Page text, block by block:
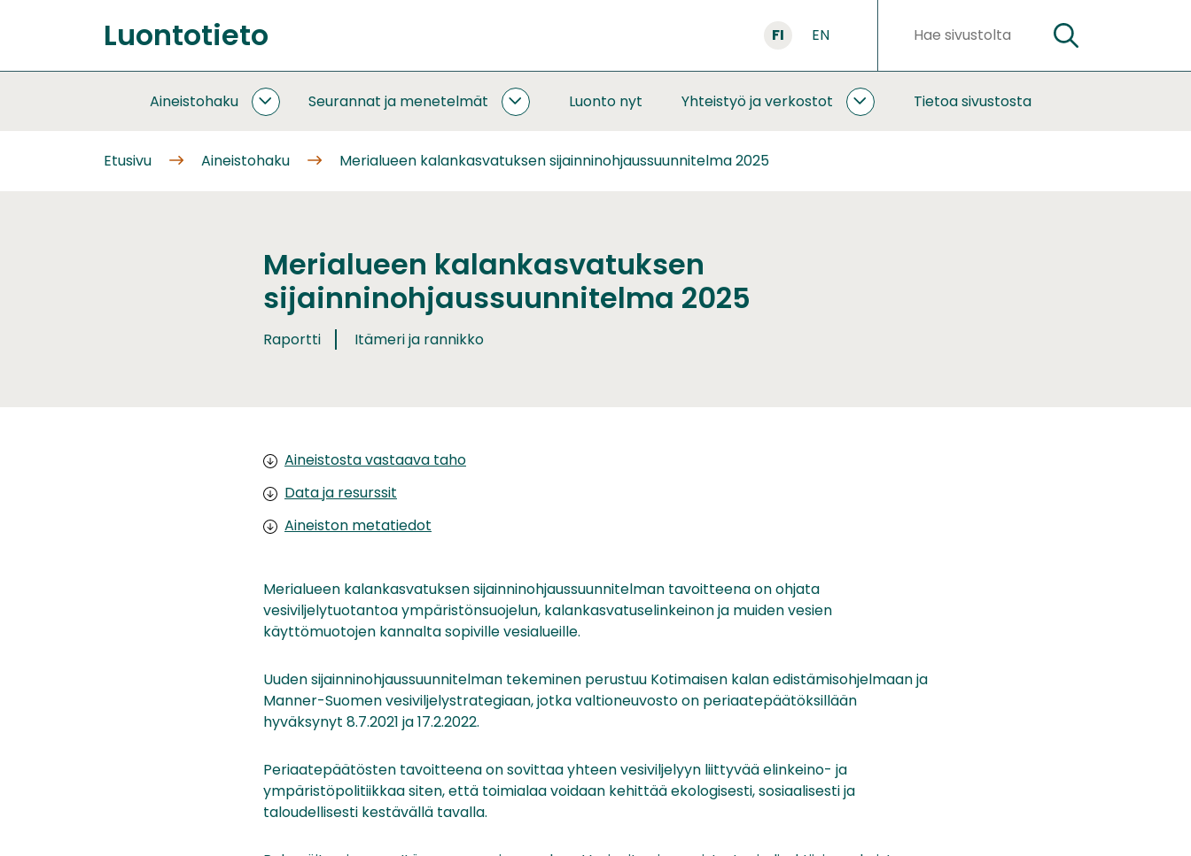
sisältöön
Etusivu
Luontotieto FI EN Hakusanat HAE
Aineistohaku
AINEISTOHAKU
Seurannat ja menetelmät
SEURANNAT
ALASIVUT
Luonto nyt Yhteistyö ja verkostot
YHTEISTYÖTietoa sivustosta
Etusivu Aineistohaku Merialueen kalankasvatuksen sijainninohjaussuunnitelma 2025
Merialueen kalankasvatuksen
sijainninohjaussuunnitelma 2025
Raportti Itämeri ja rannikko
Aineistosta vastaava taho
Data ja resurssit
Aineiston metatiedot
Merialueen kalankasvatuksen sijainninohjaussuunnitelman tavoitteena on ohjata
vesiviljelytuotantoa ympäristönsuojelun, kalankasvatuselinkeinon ja muiden vesien
käyttömuotojen kannalta sopiville vesialueille.
Uuden sijainninohjaussuunnitelman tekeminen perustuu Kotimaisen kalan edistämisohjelmaan ja
Manner-Suomen vesiviljelystrategiaan, jotka valtioneuvosto on periaatepäätöksillään
hyväksynyt 8.7.2021 ja 17.2.2022.
Periaatepäätösten tavoitteena on sovittaa yhteen vesiviljelyyn liittyvää elinkeino- ja
ympäristöpolitiikkaa siten, että toimialaa voidaan kehittää ekologisesti, sosiaalisesti ja
taloudellisesti kestävällä tavalla.